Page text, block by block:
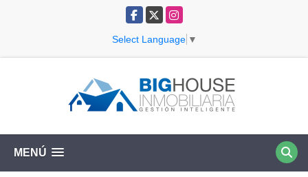
Facebook
X Instagram
Select Language ▼
MENÚ